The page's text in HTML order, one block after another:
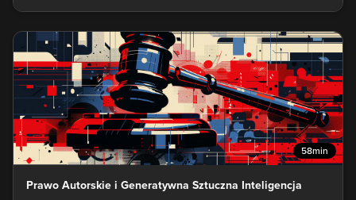
58min
Prawo Autorskie i Generatywna Sztuczna Inteligencja